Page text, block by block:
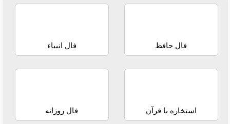
فال حافظ فال انبیاء
استخاره با قرآن فال روزانه